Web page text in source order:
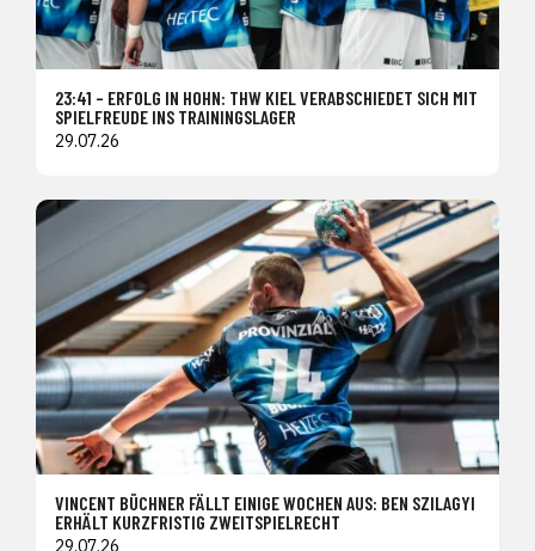
23:41 – ERFOLG IN HOHN: THW KIEL VERABSCHIEDET SICH MIT
SPIELFREUDE INS TRAININGSLAGER
29.07.26
VINCENT BÜCHNER FÄLLT EINIGE WOCHEN AUS: BEN SZILAGYI
ERHÄLT KURZFRISTIG ZWEITSPIELRECHT
29.07.26